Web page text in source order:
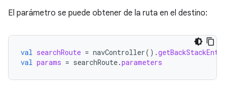
El parámetro se puede obtener de la ruta en el destino:
val searchRoute = navController().
val params = searchRoute.parameters